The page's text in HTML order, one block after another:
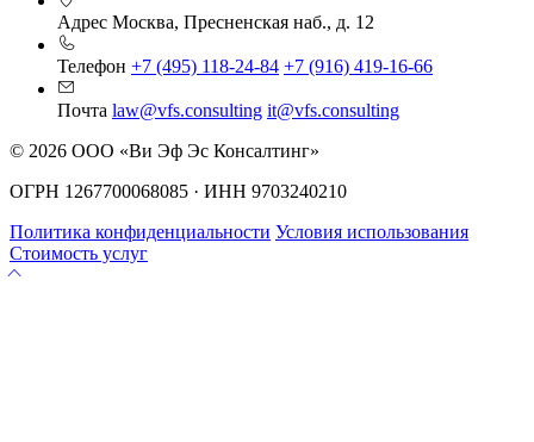
Адрес Москва, Пресненская наб., д. 12
Телефон +7 (495) 118-24-84 +7 (916) 419-16-66
Почта law@vfs.consulting it@vfs.consulting
© 2026 ООО «Ви Эф Эс Консалтинг»
ОГРН 1267700068085 · ИНН 9703240210
Политика конфиденциальности Условия использования
Стоимость услуг